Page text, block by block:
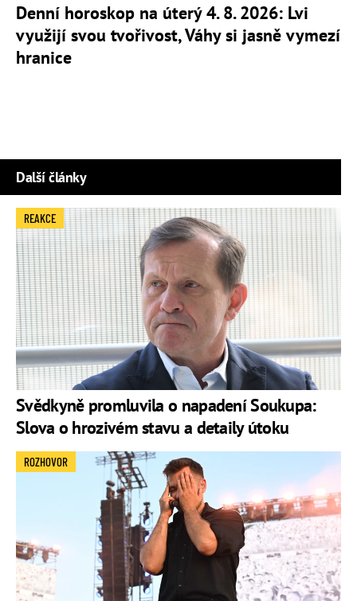
Denní horoskop na úterý 4. 8. 2026: Lvi
využijí svou tvořivost, Váhy si jasně vymezí
hranice
Další články
Svědkyně promluvila o napadení Soukupa:
Slova o hrozivém stavu a detaily útoku
REAKCE
ROZHOVOR